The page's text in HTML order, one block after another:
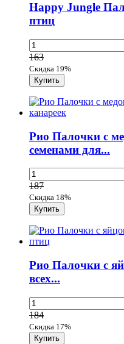
Happy Jungle
птиц
163
Скидка 19%
Рио Палочки с
семенами для...
187
Скидка 18%
Рио Палочки с
всех...
184
Скидка 17%